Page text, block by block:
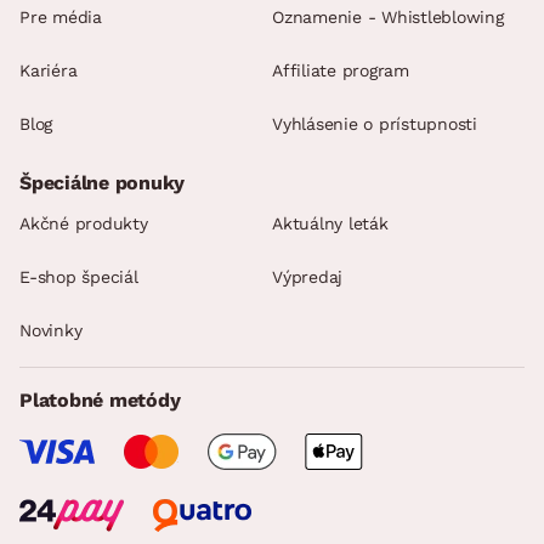
Pre média
Kariéra
Blog
Oznamenie - Whistleblowing
Affiliate program
Vyhlásenie o prístupnosti
Špeciálne ponuky
Akčné produkty Aktuálny leták
E-shop špeciál Výpredaj
Novinky
Platobné metódy